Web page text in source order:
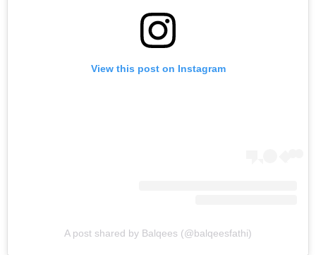
View this post on Instagram
A post shared by Balqees (@balqeesfathi)